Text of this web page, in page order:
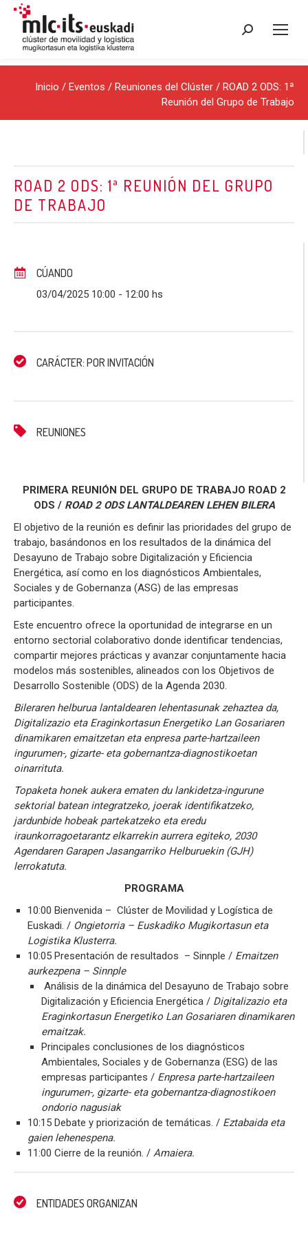
Buscar:
Inicio / Eventos / Reuniones del Clúster / ROAD 2 ODS: 1ª
Reunión del Grupo de Trabajo
ROAD 2 ODS: 1ª REUNIÓN DEL GRUPO
DE TRABAJO
CÚANDO
03/04/2025 10:00 - 12:00 hs
CARÁCTER: POR INVITACIÓN
REUNIONES
PRIMERA REUNIÓN DEL GRUPO DE TRABAJO ROAD 2
ODS / ROAD 2 ODS LANTALDEAREN LEHEN BILERA
El objetivo de la reunión es definir las prioridades del grupo de
trabajo, basándonos en los resultados de la dinámica del
Desayuno de Trabajo sobre Digitalización y Eficiencia
Energética, así como en los diagnósticos Ambientales,
Sociales y de Gobernanza (ASG) de las empresas
participantes.
Este encuentro ofrece la oportunidad de integrarse en un
entorno sectorial colaborativo donde identificar tendencias,
compartir mejores prácticas y avanzar conjuntamente hacia
modelos más sostenibles, alineados con los Objetivos de
Desarrollo Sostenible (ODS) de la Agenda 2030.
Bileraren helburua lantaldearen lehentasunak zehaztea da,
Digitalizazio eta Eraginkortasun Energetiko Lan Gosariaren
dinamikaren emaitzetan eta enpresa parte-hartzaileen
ingurumen-, gizarte- eta gobernantza-diagnostikoetan
oinarrituta.
Topaketa honek aukera ematen du lankidetza-ingurune
sektorial batean integratzeko, joerak identifikatzeko,
jardunbide hobeak partekatzeko eta eredu
iraunkorragoetarantz elkarrekin aurrera egiteko, 2030
Agendaren Garapen Jasangarriko Helburuekin (GJH)
lerrokatuta.
PROGRAMA
10:00 Bienvenida – Clúster de Movilidad y Logística de
Euskadi. / Ongietorria – Euskadiko Mugikortasun eta
Logistika Klusterra.
10:05 Presentación de resultados – Sinnple / Emaitzen
aurkezpena – Sinnple
Análisis de la dinámica del Desayuno de Trabajo sobre
Digitalización y Eficiencia Energética / Digitalizazio eta
Eraginkortasun Energetiko Lan Gosariaren dinamikaren
emaitzak.
Principales conclusiones de los diagnósticos
Ambientales, Sociales y de Gobernanza (ESG) de las
empresas participantes / Enpresa parte-hartzaileen
ingurumen-, gizarte- eta gobernantza-diagnostikoen
ondorio nagusiak
10:15 Debate y priorización de temáticas. / Eztabaida eta
gaien lehenespena.
11:00 Cierre de la reunión. / Amaiera.
ENTIDADES ORGANIZAN